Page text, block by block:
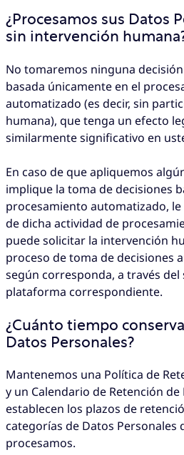
¿Procesamos sus Datos
sin intervención
No tomaremos ninguna
basada únicamente en el
automatizado (es decir, sin
humana), que tenga un efecto
similarmente significativo en
En caso de que apliquemos
implique la toma de decisiones
procesamiento automatizado,
de dicha actividad de
puede solicitar la intervención
proceso de toma de decisiones
según corresponda, a través del
plataforma correspondiente.
¿Cuánto tiempo
Datos Personales?
Mantenemos una Política de
y un Calendario de Retención
establecen los plazos de
categorías de Datos Personales
procesamos.